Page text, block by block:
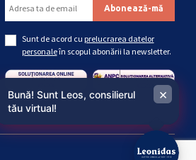
Sunt de acord cu prelucrarea datelor
personaleîn scopul abonării la newsletter.
Bună! Sunt Leos, consilierul
tău virtual!
×